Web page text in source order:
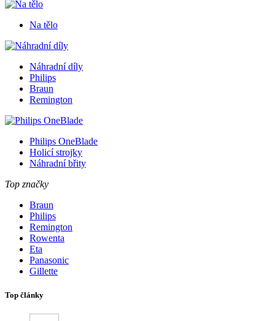
Na tělo
Náhradní díly
Philips
Braun
Remington
Philips OneBlade
Holicí strojky
Náhradní břity
Top značky
Braun
Philips
Remington
Rowenta
Eta
Panasonic
Gillette
Top články